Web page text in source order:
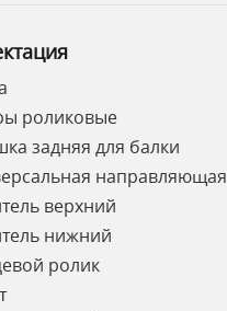
роликовые
задняя для балки
направляющая
верхний
нижний
ролик